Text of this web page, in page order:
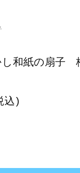
し和紙の扇子
込)